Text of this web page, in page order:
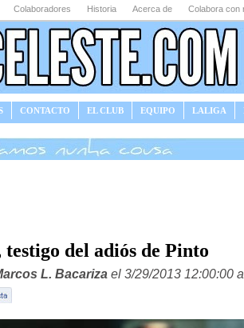
Colaboradores Historia Acerca de Colabora con
CONTACTO EL CLUB EQUIPO LALIGA
testigo del adiós de Pinto
L. Bacariza el 3/29/2013 12:00:00